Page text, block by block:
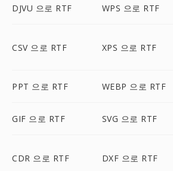
DJVU 으로 RTF WPS 으로 RTF
CSV 으로 RTF XPS 으로 RTF
PPT 으로 RTF WEBP 으로 RTF
GIF 으로 RTF SVG 으로 RTF
CDR 으로 RTF DXF 으로 RTF